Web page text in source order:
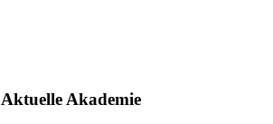
Aktuelle Akademie